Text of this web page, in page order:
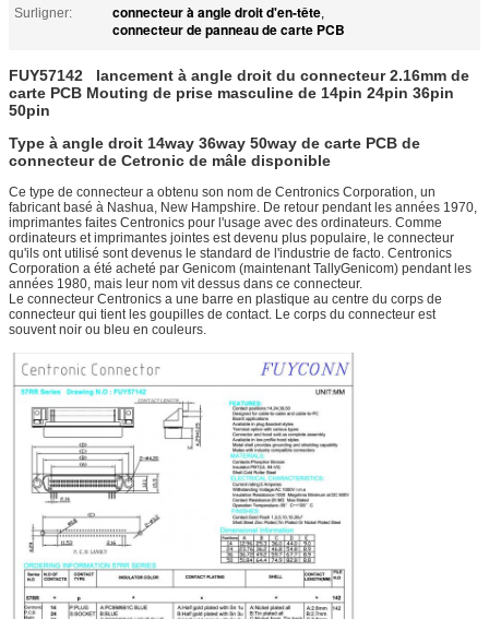
Surligner: connecteur à angle droit d'en-tête,
connecteur de panneau de carte PCB
FUY57142 lancement à angle droit du connecteur 2.16mm de
carte PCB Mouting de prise masculine de 14pin 24pin 36pin
50pin
Type à angle droit 14way 36way 50way de carte PCB de
connecteur de Cetronic de mâle disponible
Ce type de connecteur a obtenu son nom de Centronics Corporation, un
fabricant basé à Nashua, New Hampshire. De retour pendant les années 1970,
imprimantes faites Centronics pour l'usage avec des ordinateurs. Comme
ordinateurs et imprimantes jointes est devenu plus populaire, le connecteur
qu'ils ont utilisé sont devenus le standard de l'industrie de facto. Centronics
Corporation a été acheté par Genicom (maintenant TallyGenicom) pendant les
années 1980, mais leur nom vit dessus dans ce connecteur.
Le connecteur Centronics a une barre en plastique au centre du corps de
connecteur qui tient les goupilles de contact. Le corps du connecteur est
souvent noir ou bleu en couleurs.